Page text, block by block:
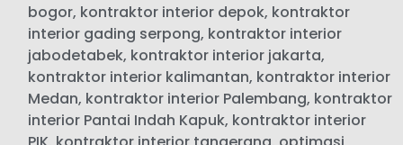
bogor, kontraktor interior depok, kontraktor
interior gading serpong, kontraktor interior
jabodetabek, kontraktor interior jakarta,
kontraktor interior kalimantan, kontraktor interior
Medan, kontraktor interior Palembang, kontraktor
interior Pantai Indah Kapuk, kontraktor interior